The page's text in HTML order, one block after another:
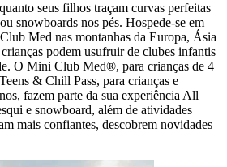
seus filhos traçam curvas perfeitas
snowboards nos pés. Hospede-se em
Med nas montanhas da Europa, Ásia
podem usufruir de clubes infantis
O Mini Club Med®, para crianças de 4
& Chill Pass, para crianças e
fazem parte da sua experiência All
e snowboard, além de atividades
mais confiantes, descobrem novidades